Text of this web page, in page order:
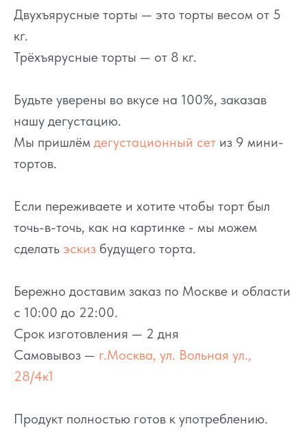
Двухъярусные торты — это торты весом от 5
кг.
Трёхъярусные торты — от 8 кг.
Будьте уверены во вкусе на 100%, заказав
нашу дегустацию.
Мы пришлём дегустационный сет из 9 мини-
тортов.
Если переживаете и хотите чтобы торт был
точь-в-точь, как на картинке - мы можем
сделать эскиз будущего торта.
Бережно доставим заказ по Москве и области
с 10:00 до 22:00.
Срок изготовления — 2 дня
Самовывоз — г.Москва, ул. Вольная ул.,
28/4к1
Продукт полностью готов к употреблению.